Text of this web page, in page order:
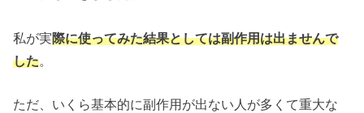
私が実際に使ってみた結果としては副作用は出ませんで
した。
ただ、いくら基本的に副作用が出ない人が多くて重大な